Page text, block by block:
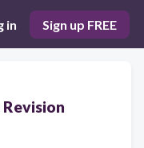
in Sign up FREE
Revision